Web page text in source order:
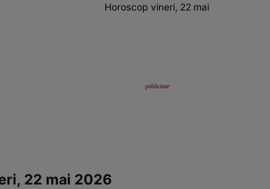
Horoscop vineri, 22 mai
22 mai 2026